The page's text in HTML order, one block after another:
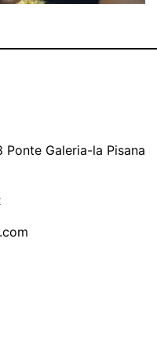
Ponte Galeria-la Pisana